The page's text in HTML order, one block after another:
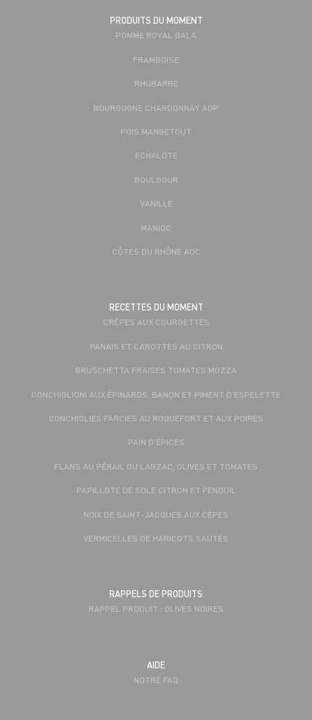
PRODUITS DU MOMENT
POMME ROYAL GALA
FRAMBOISE
RHUBARBE
BOURGOGNE CHARDONNAY AOP
POIS MANGETOUT
ECHALOTE
BOULGOUR
VANILLE
MANIOC
CÔTES DU RHÔNE AOC
RECETTES DU MOMENT
CRÊPES AUX COURGETTES
PANAIS ET CAROTTES AU CITRON
BRUSCHETTA FRAISES TOMATES MOZZA
CONCHIGLIONI AUX ÉPINARDS, BANON ET PIMENT D’ESPELETTE
CONCHIGLIES FARCIES AU ROQUEFORT ET AUX POIRES
PAIN D'ÉPICES
FLANS AU PÉRAIL DU LARZAC, OLIVES ET TOMATES
PAPILLOTE DE SOLE CITRON ET FENOUIL
NOIX DE SAINT-JACQUES AUX CÈPES
VERMICELLES DE HARICOTS SAUTÉS
RAPPELS DE PRODUITS
RAPPEL PRODUIT : OLIVES NOIRES
AIDE
NOTRE FAQ